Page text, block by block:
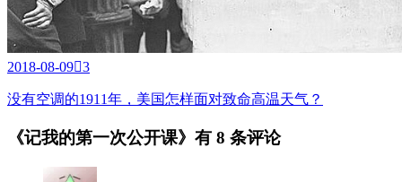
2018-08-093
没有空调的1911年，美国怎样面对致命高温天气？
《记我的第一次公开课》有 8 条评论